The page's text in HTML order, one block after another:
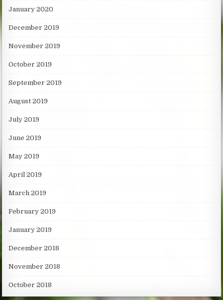
January 2020
December 2019
November 2019
October 2019
September 2019
August 2019
July 2019
June 2019
May 2019
April 2019
March 2019
February 2019
January 2019
December 2018
November 2018
October 2018